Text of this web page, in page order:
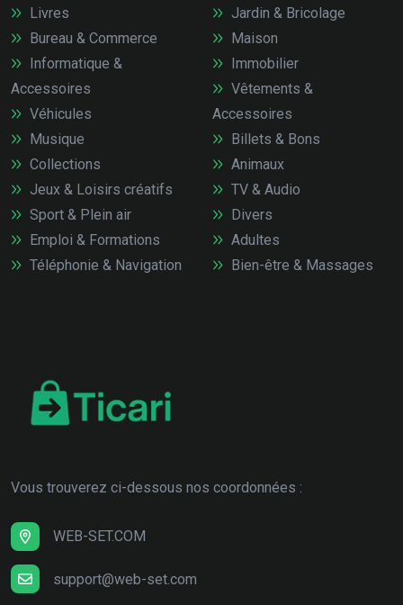
Livres
Bureau & Commerce
Informatique &
Accessoires
Véhicules
Jardin & Bricolage
Maison
Immobilier
Vêtements &
Accessoires
Musique
Collections
Jeux & Loisirs créatifs
Sport & Plein air
Emploi & Formations
Téléphonie & Navigation
Billets & Bons
Animaux
TV & Audio
Divers
Adultes
Bien-être & Massages
Vous trouverez ci-dessous nos coordonnées :
WEB-SET.COM
support@web-set.com